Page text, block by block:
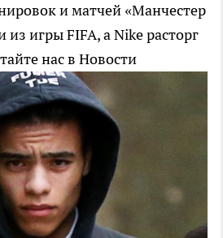
и матчей «Манчестер
игры FIFA, а Nike расторг
нас в Новости